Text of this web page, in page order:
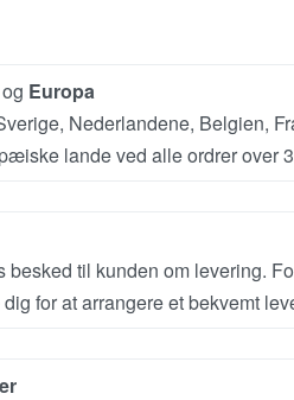
og Europa
Nederlandene, Belgien,
lande ved alle ordrer over
til kunden om levering.
for at arrangere et bekvemt